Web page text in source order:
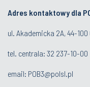
Adres kontaktowy dla
ul. Akademicka 2A, 44-100
tel. centrala: 32 237-10-00
email: POB3@polsl.pl